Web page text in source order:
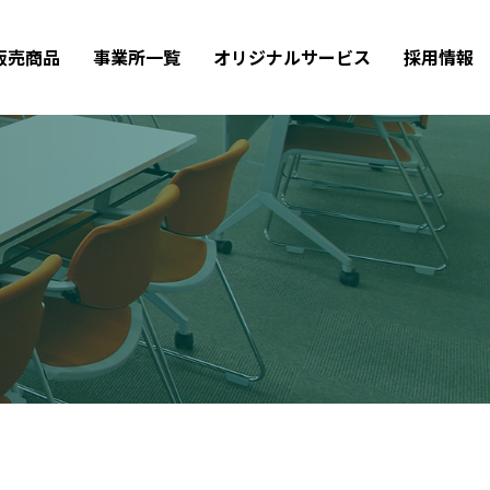
売商品 事業所一覧 オリジナルサービス 採用情報